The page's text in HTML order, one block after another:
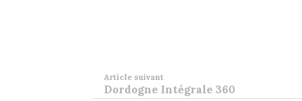
Article suivant
Dordogne Intégrale 360